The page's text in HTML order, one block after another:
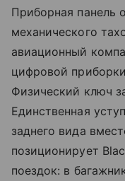
Приборная панель
механического
авиационный
цифровой
Физический ключ
Единственная
заднего вида
позиционирует
поездок: в